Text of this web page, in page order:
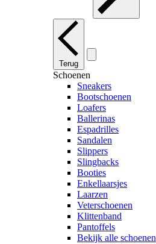
Terug
Schoenen
Sneakers
Bootschoenen
Loafers
Ballerinas
Espadrilles
Sandalen
Slippers
Slingbacks
Booties
Enkellaarsjes
Laarzen
Veterschoenen
Klittenband
Pantoffels
Bekijk alle schoenen